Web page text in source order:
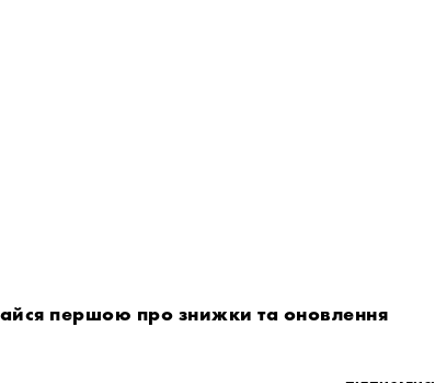
першою про знижки та оновлення